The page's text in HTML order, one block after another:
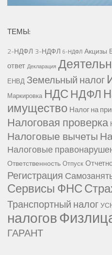
ТЕМЫ:
2-НДФЛ 3-НДФЛ 6-НДФЛ Акцизы
ответ Декларация
ЕНВД Земельный налог
Маркировка НДС НДФЛ
имущество Налог на
Налоговая проверка
Налоговые вычеты
Налоговые
Ответственность Отпуск
Регистрация
Сервисы ФНС
Транспортный налог
налогов
ГАРАНТ